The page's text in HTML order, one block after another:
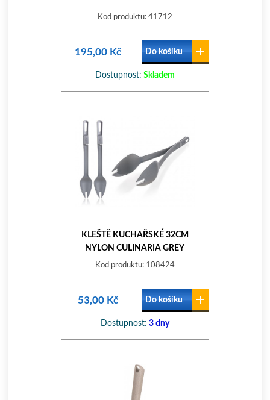
Kod produktu: 41712
195,00 Kč Do košíku
Dostupnost: Skladem
KLEŠTĚ KUCHAŘSKÉ 32CM
NYLON CULINARIA GREY
Kod produktu: 108424
53,00 Kč Do košíku
Dostupnost: 3 dny